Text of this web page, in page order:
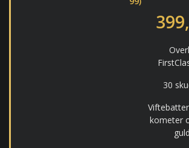
30
kometer